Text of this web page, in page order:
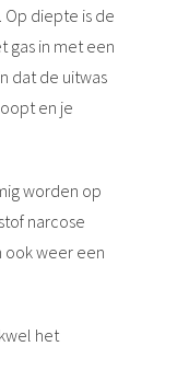
diepte is de
gas in met een
dat de uitwas
en je
worden op
narcose
ook weer een
het